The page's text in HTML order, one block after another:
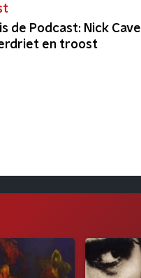
de Podcast: Nick Cave
en troost